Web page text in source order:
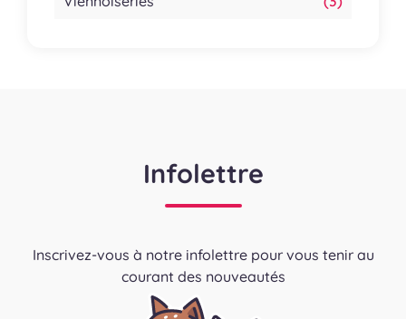
Infolettre
Inscrivez-vous à notre infolettre pour vous tenir au
courant des nouveautés